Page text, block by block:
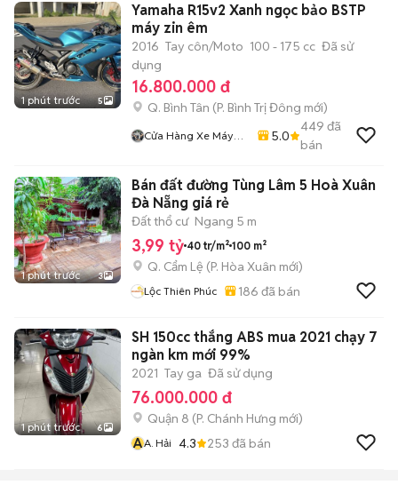
1 phút trước 5
Yamaha R15v2 Xanh ngọc bảo BSTP
máy zin êm
2016 Tay côn/Moto 100 - 175 cc Đã sử
dụng
16.800.000 đ
Q. Bình Tân (P. Bình Trị Đông mới)
Cửa Hàng Xe Máy
5.0
449 đã
bán
1 phút trước 3
Bán đất đường Tùng Lâm 5 Hoà Xuân
Đà Nẵng giá rẻ
Đất thổ cư Ngang 5 m
3,99 tỷ 40 tr/m² 100 m²
Q. Cẩm Lệ (P. Hòa Xuân mới)
Lộc Thiên Phúc 186 đã bán
1 phút trước 6
SH 150cc thắng ABS mua 2021 chạy 7
ngàn km mới 99%
2021 Tay ga Đã sử dụng
76.000.000 đ
Quận 8 (P. Chánh Hưng mới)
AA. Hải 4.3 253 đã bán